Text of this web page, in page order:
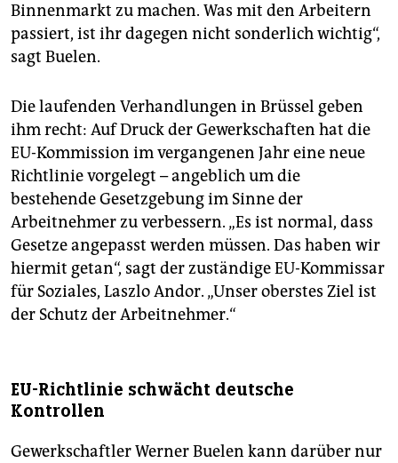
Binnenmarkt zu machen. Was mit den Arbeitern
passiert, ist ihr dagegen nicht sonderlich wichtig“,
sagt Buelen.
Die laufenden Verhandlungen in Brüssel geben
ihm recht: Auf Druck der Gewerkschaften hat die
EU-Kommission im vergangenen Jahr eine neue
Richtlinie vorgelegt – angeblich um die
bestehende Gesetzgebung im Sinne der
Arbeitnehmer zu verbessern. „Es ist normal, dass
Gesetze angepasst werden müssen. Das haben wir
hiermit getan“, sagt der zuständige EU-Kommissar
für Soziales, Laszlo Andor. „Unser oberstes Ziel ist
der Schutz der Arbeitnehmer.“
EU-Richtlinie schwächt deutsche
Kontrollen
Gewerkschaftler Werner Buelen kann darüber nur